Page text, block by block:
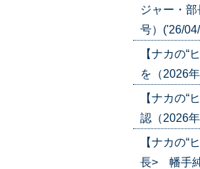
ジャー・
号）('26/
【ナカの
を（2026
【ナカの
認（2026
【ナカの
長> 幡手純